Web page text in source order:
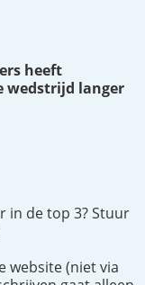
heeft
wedstrijd langer
in de top 3? Stuur
website (niet via